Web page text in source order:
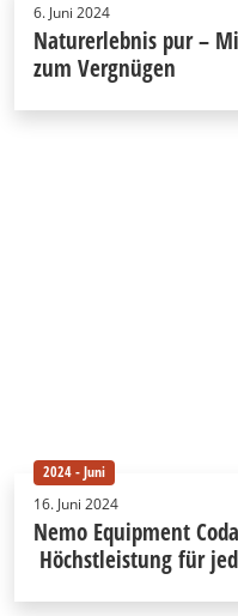
6. Juni 2024
Naturerlebnis pur –
zum Vergnügen
2024 - Juni
16. Juni 2024
Nemo Equipment
Höchstleistung für